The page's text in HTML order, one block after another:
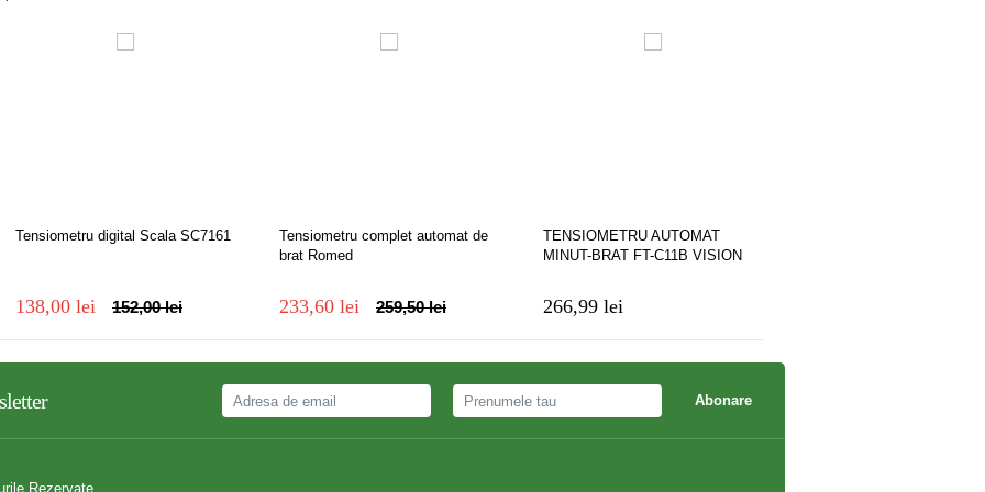
Tensiometru digital Scala SC7161
138,00 lei 152,00 lei
Tensiometru complet automat de
brat Romed
233,60 lei 259,50 lei
TENSIOMETRU AUTOMAT
MINUT-BRAT FT-C11B VISION
266,99 lei
Abonare
Rezervate.